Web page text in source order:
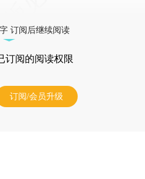
订阅后继续阅读
订阅的阅读权限
订阅/会员升级